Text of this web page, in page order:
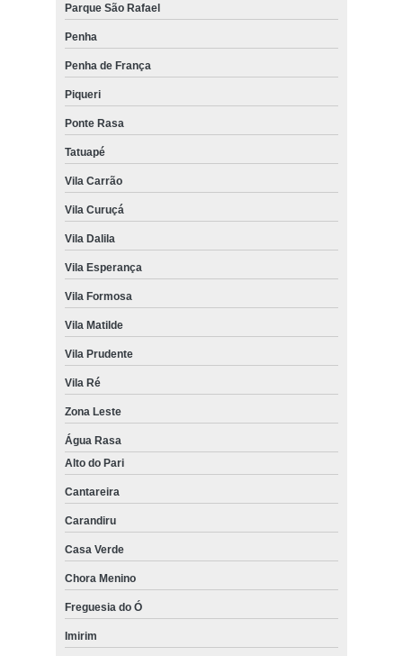
Parque São Rafael
Penha
Penha de França
Piqueri
Ponte Rasa
Tatuapé
Vila Carrão
Vila Curuçá
Vila Dalila
Vila Esperança
Vila Formosa
Vila Matilde
Vila Prudente
Vila Ré
Zona Leste
Água Rasa
Alto do Pari
Cantareira
Carandiru
Casa Verde
Chora Menino
Freguesia do Ó
Imirim